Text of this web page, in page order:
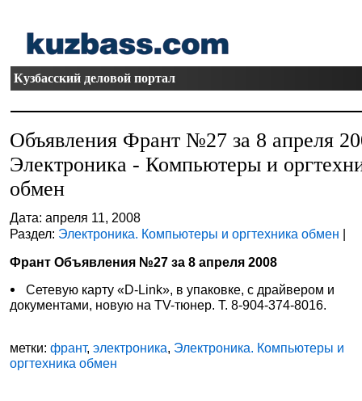
Кузбасский деловой портал
Объявления Франт №27 за 8 апреля
Электроника - Компьютеры и
обмен
Дата: апреля 11, 2008
Раздел: Электроника. Компьютеры и оргтехника обмен |
Франт Объявления №27 за 8 апреля 2008
Сетевую карту «D-Link», в упаковке, с драйвером и
документами, новую на TV-тюнер. Т. 8-904-374-8016.
метки:франт,электроника, Электроника. Компьютеры и
оргтехника обмен